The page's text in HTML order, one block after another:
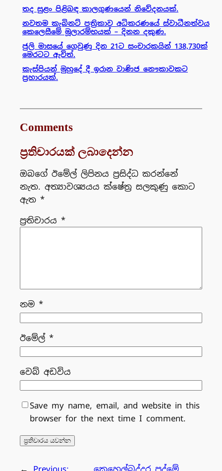
තද සුළං පිළිබඳ කාලගුණයෙන් නිවේදනයක්.
නවතම කැබිනට් පත්‍රිකාව අධිකරණයේ ස්වාධීනත්වය
කෙලෙසීමේ මූලාරම්භයක් – දිනන දකුණ.
ජුලි මාසයේ ගෙවුණු දින 21ට සංචාරකයින් 138,730ක්
මෙරටට ඇවිත්.
කැස්පියන් මුහුදේ දී ඉරාන වාණිජ නෞකාවකට
ප්‍රහාරයක්.
Comments
ප්‍රතිචාරයක් ලබාදෙන්න
ඔබගේ ඊමේල් ලිපිනය ප්‍රසිද්ධ කරන්නේ
නැත. අත්‍යාවශ්‍යයය ක්ෂේත්‍ර සලකුණු කොට
ඇත *
ප්‍රතිචාරය *
නම *
ඊමේල් *
වෙබ් අඩවිය
Save my name, email, and website in this
browser for the next time I comment.